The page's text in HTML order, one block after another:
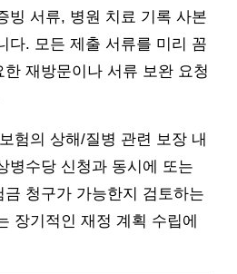
빙 서류, 병원 치료 기록 사본
다. 모든 제출 서류를 미리 꼼
재방문이나 서류 보완 요청
험의 상해/질병 관련 보장 내
병수당 신청과 동시에 또는
청구가 가능한지 검토하는
장기적인 재정 계획 수립에